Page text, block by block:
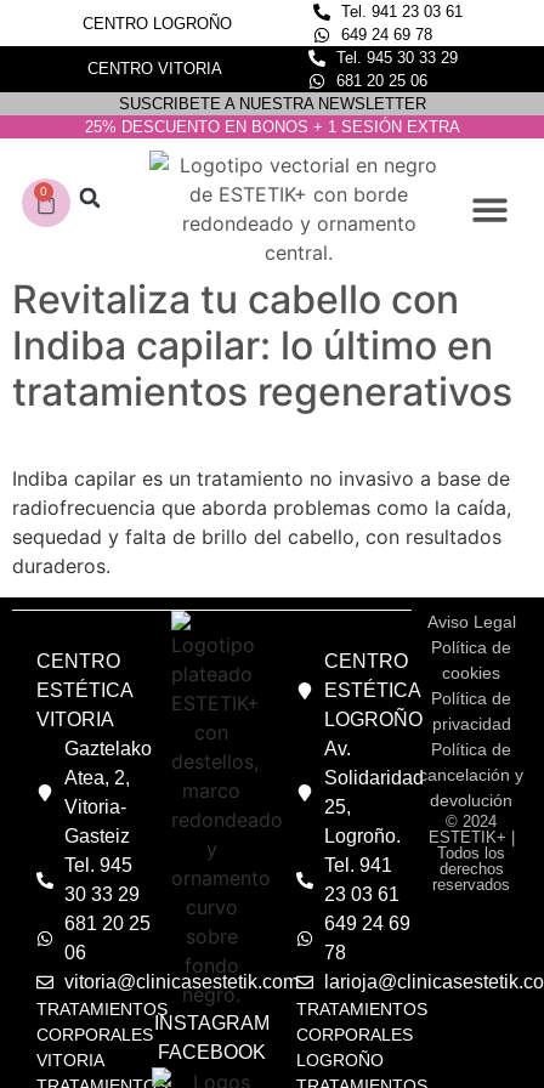
CENTRO LOGROÑO
Tel. 941 23 03 61
649 24 69 78
CENTRO VITORIA
Tel. 945 30 33 29
681 20 25 06
SUSCRIBETE A NUESTRA NEWSLETTER
25% DESCUENTO EN BONOS + 1 SESIÓN EXTRA
0
Revitaliza tu cabello con
Indiba capilar: lo último en
tratamientos regenerativos
Indiba capilar es un tratamiento no invasivo a base de
radiofrecuencia que aborda problemas como la caída,
sequedad y falta de brillo del cabello, con resultados
duraderos.
CENTRO
ESTÉTICA
VITORIA
Gaztelako
Atea, 2,
Vitoria-
Gasteiz
Tel. 945
30 33 29
681 20 25
06
vitoria@clinicasestetik.com
TRATAMIENTOS
CORPORALES
VITORIA
INSTAGRAM
FACEBOOK
CENTRO
ESTÉTICA
LOGROÑO
Av.
Solidaridad
25,
Logroño.
Tel. 941
23 03 61
649 24 69
78
TRATAMIENTOS
CORPORALES
LOGROÑO
Aviso Legal
Política de
cookies
Política de
privacidad
Política de
cancelación y
devolución
© 2024
ESTETIK+ |
Todos los
derechos
reservados